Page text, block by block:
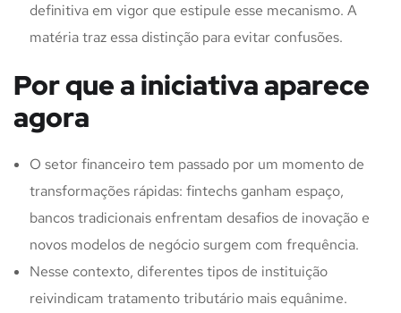
definitiva em vigor que estipule esse mecanismo. A
matéria traz essa distinção para evitar confusões.
Por que a iniciativa aparece
agora
O setor financeiro tem passado por um momento de
transformações rápidas: fintechs ganham espaço,
bancos tradicionais enfrentam desafios de inovação e
novos modelos de negócio surgem com frequência.
Nesse contexto, diferentes tipos de instituição
reivindicam tratamento tributário mais equânime.